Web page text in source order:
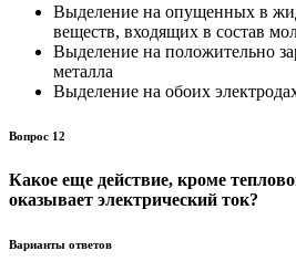
Выделение на опущенных в
веществ, входящих в состав
Выделение на положительно
металла
Выделение на обоих
Вопрос 12
Какое еще действие, кроме
оказы­вает электрический ток?
Варианты ответов